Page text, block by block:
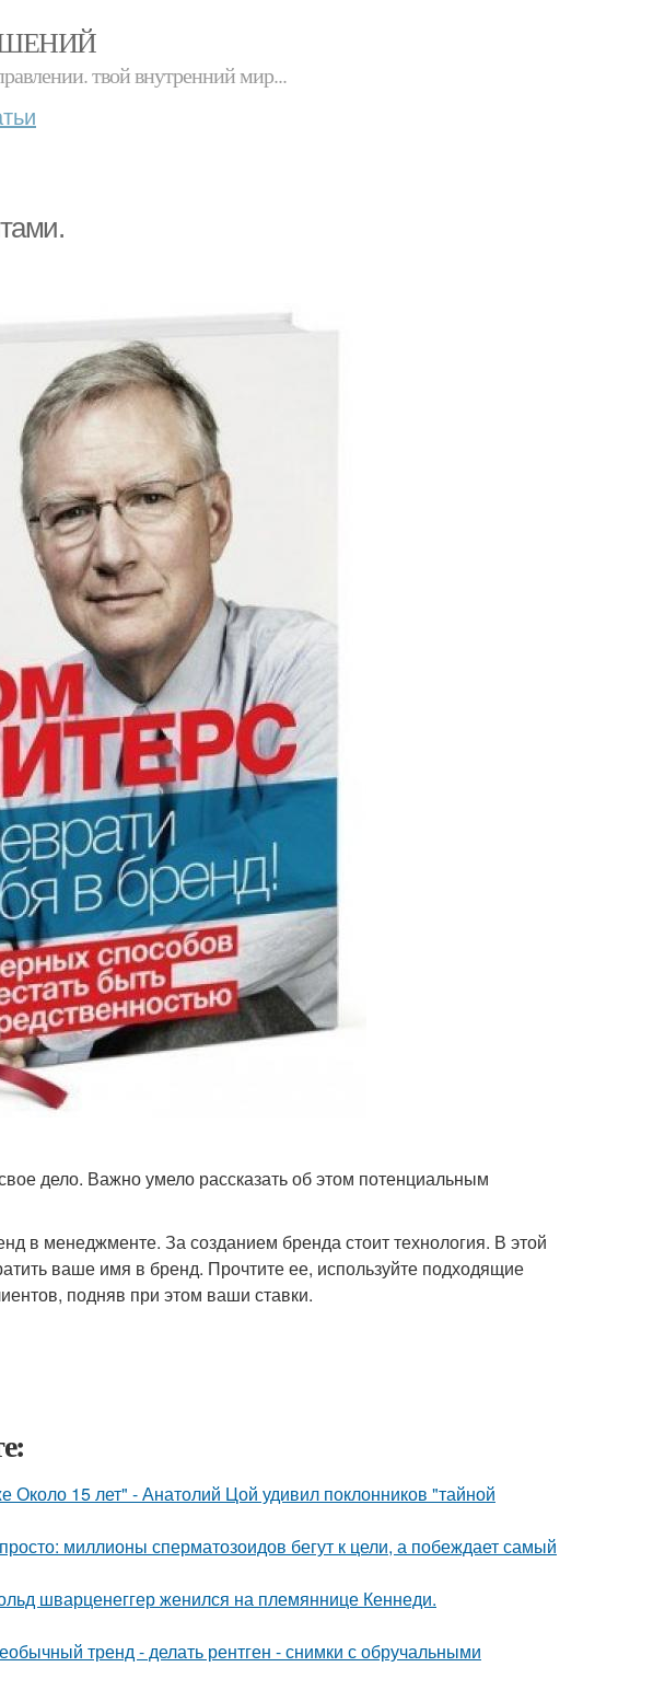
твой внутренний мир...
дело. Важно умело рассказать об этом потенциальным
в менеджменте. За созданием бренда стоит технология. В этой
ваше имя в бренд. Прочтите ее, используйте подходящие
подняв при этом ваши ставки.
15 лет" - Анатолий Цой удивил поклонников "тайной
миллионы сперматозоидов бегут к цели, а побеждает самый
шварценеггер женился на племяннице Кеннеди.
тренд - делать рентген - снимки с обручальными